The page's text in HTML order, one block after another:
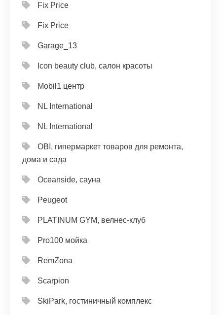
Fix Price
Fix Price
Garage_13
Icon beauty club, салон красоты
Mobil1 центр
NL International
NL International
OBI, гипермаркет товаров для ремонта,
дома и сада
Oceanside, сауна
Peugeot
PLATINUM GYM, велнес-клуб
Pro100 мойка
RemZona
Scarpion
SkiPark, гостиничный комплекс